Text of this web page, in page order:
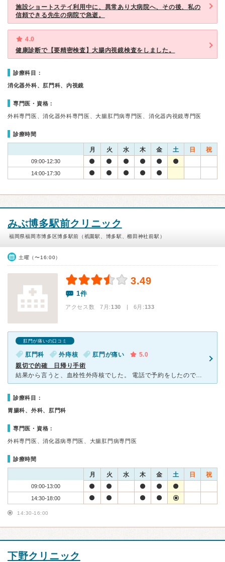
施設ショートステイ利用中に、異常あり大病院へ、その後、私の
信頼できる先生の病院で急逝。
4.0
健康診断で【要精密検査】大腸内視鏡検査をしました。
診療科目：
消化器外科、肛門科、内視鏡
専門医・資格：
外科専門医、消化器外科専門医、大腸肛門病専門医、消化器内視鏡専門医
診療時間
月 火 水 木 金 土 日 祝
09:00-12:30
14:00-17:30
みぶ博多駅前クリニック
福岡県福岡市博多区博多駅前（祇園駅、博多駅、櫛田神社前駅）
土曜（〜16:00）
3.49
1件
アクセス数 7月:130 | 6月:133
肛門が痛いの口コミ
肛門科 外痔核 肛門が痛い
5.0
親切で的確 日帰り手術
結果から言うと、血栓性外痔核でした。 電話で予約をしたので待ち時間は無かったです。 診察時は壁を向いて横になる形で、タオルをかけてくれたり配慮してくれたので恥ずかしくなかったです。 即手術o
診療科目：
胃腸科、外科、肛門科
専門医・資格：
外科専門医、消化器病専門医、大腸肛門病専門医
診療時間
月 火 水 木 金 土 日 祝
09:00-13:00
14:30-18:00
14:30-16:00
下野クリニック